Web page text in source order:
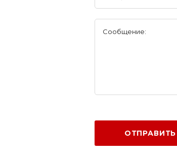
Сообщение:
ОТПРАВИТЬ